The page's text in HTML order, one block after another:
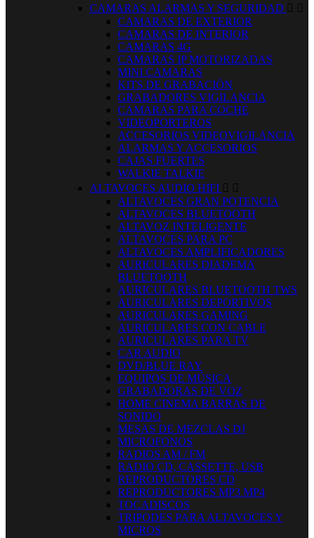
CAMARAS ALARMAS Y SEGURIDAD  
CAMARAS DE EXTERIOR
CAMARAS DE INTERIOR
CAMARAS 4G
CAMARAS IP MOTORIZADAS
MINI CAMARAS
KITS DE GRABACIÓN
GRABADORES VIGILANCIA
CAMARAS PARA COCHE
VIDEOPORTEROS
ACCESORIOS VIDEOVIGILANCIA
ALARMAS Y ACCESORIOS
CAJAS FUERTES
WALKIE TALKIE
ALTAVOCES AUDIO HIFI  
ALTAVOCES GRAN POTENCIA
ALTAVOCES BLUETOOTH
ALTAVOZ INTELIGENTE
ALTAVOCES PARA PC
ALTAVOCES AMPLIFICADORES
AURICULARES DIADEMA
BLUETOOTH
AURICULARES BLUETOOTH TWS
AURICULARES DEPORTIVOS
AURICULARES GAMING
AURICULARES CON CABLE
AURICULARES PARA TV
CAR AUDIO
DVD/BLUE RAY
EQUIPOS DE MÚSICA
GRABADORAS DE VOZ
HOME CINEMA BARRAS DE
SONIDO
MESAS DE MEZCLAS DJ
MICROFONOS
RADIOS AM / FM
RADIO CD, CASSETTE, USB
REPRODUCTORES CD
REPRODUCTORES MP3 MP4
TOCADISCOS
TRIPODES PARA ALTAVOCES Y
MICROS